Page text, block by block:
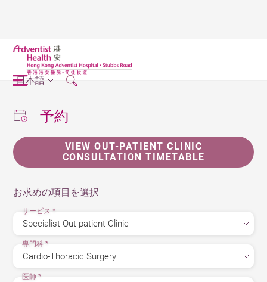
日本語
予約
VIEW OUT-PATIENT CLINIC
CONSULTATION TIMETABLE
お求めの項目を選択
サービス*
専門科*
医師*